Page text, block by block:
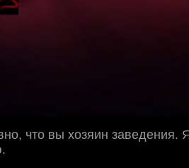
что вы хозяин